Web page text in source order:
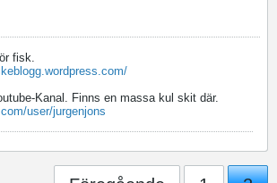
fisk.
Kanal. Finns en massa kul skit där.
user/jurgenjons